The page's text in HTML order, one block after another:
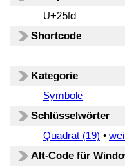
U+25fd
Shortcode
Kategorie
Symbole
Schlüsselwörter
Quadrat (19) •
Alt-Code für